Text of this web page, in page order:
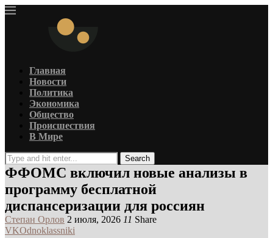
Главная
Новости
Политика
Экономика
Общество
Происшествия
В Мире
Search
ФФОМС включил новые анализы в
программу бесплатной
диспансеризации для россиян
Степан Орлов 2 июля, 2026 11 Share
VKOdnoklassniki